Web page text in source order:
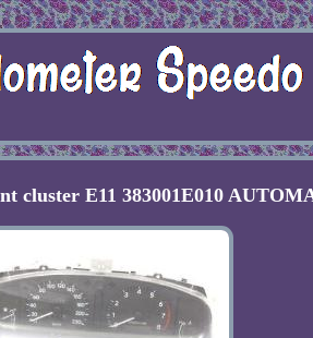
cluster E11 383001E010